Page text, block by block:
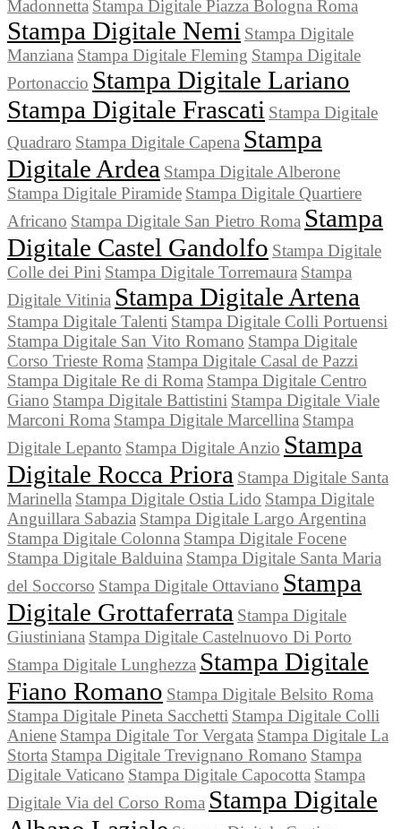
Madonnetta Stampa Digitale Piazza Bologna Roma
Stampa Digitale Nemi Stampa Digitale
Manziana Stampa Digitale Fleming Stampa Digitale
Portonaccio Stampa Digitale Lariano
Stampa Digitale Frascati Stampa Digitale
Quadraro Stampa Digitale Capena Stampa
Digitale Ardea Stampa Digitale Alberone
Stampa Digitale Piramide Stampa Digitale Quartiere
Africano Stampa Digitale San Pietro Roma Stampa
Digitale Castel Gandolfo Stampa Digitale
Colle dei Pini Stampa Digitale Torremaura Stampa
Digitale Vitinia Stampa Digitale Artena
Stampa Digitale Talenti Stampa Digitale Colli Portuensi
Stampa Digitale San Vito Romano Stampa Digitale
Corso Trieste Roma Stampa Digitale Casal de Pazzi
Stampa Digitale Re di Roma Stampa Digitale Centro
Giano Stampa Digitale Battistini Stampa Digitale Viale
Marconi Roma Stampa Digitale Marcellina Stampa
Digitale Lepanto Stampa Digitale Anzio Stampa
Digitale Rocca Priora Stampa Digitale Santa
Marinella Stampa Digitale Ostia Lido Stampa Digitale
Anguillara Sabazia Stampa Digitale Largo Argentina
Stampa Digitale Colonna Stampa Digitale Focene
Stampa Digitale Balduina Stampa Digitale Santa Maria
del Soccorso Stampa Digitale Ottaviano Stampa
Digitale Grottaferrata Stampa Digitale
Giustiniana Stampa Digitale Castelnuovo Di Porto
Stampa Digitale Lunghezza Stampa Digitale
Fiano Romano Stampa Digitale Belsito Roma
Stampa Digitale Pineta Sacchetti Stampa Digitale Colli
Aniene Stampa Digitale Tor Vergata Stampa Digitale La
Storta Stampa Digitale Trevignano Romano Stampa
Digitale Vaticano Stampa Digitale Capocotta Stampa
Digitale Via del Corso Roma Stampa Digitale